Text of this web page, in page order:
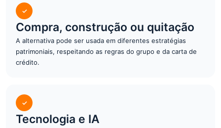
✓
Compra, construção ou quitação
A alternativa pode ser usada em diferentes estratégias
patrimoniais, respeitando as regras do grupo e da carta de
crédito.
✓
Tecnologia e IA